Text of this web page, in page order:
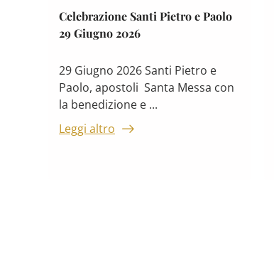
Celebrazione Santi Pietro e Paolo
29 Giugno 2026
29 Giugno 2026 Santi Pietro e
Paolo, apostoli Santa Messa con
la benedizione e ...
Leggi altro